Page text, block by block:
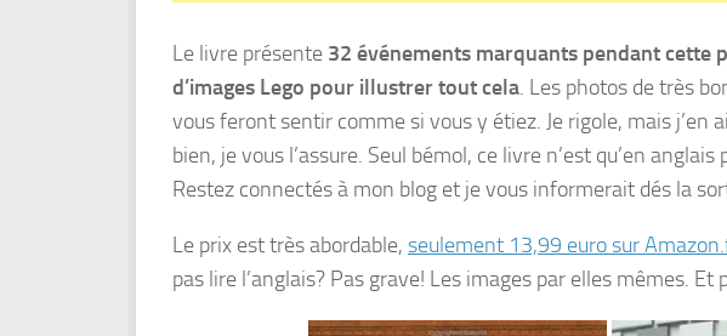
Le livre présente 32 événements marquants pendant cette
d’images Lego pour illustrer tout cela. Les photos de très
vous feront sentir comme si vous y étiez. Je rigole, mais j’en
bien, je vous l’assure. Seul bémol, ce livre n’est qu’en
Restez connectés à mon blog et je vous informerait dés la
Le prix est très abordable, seulement 13,99 euro sur
pas lire l’anglais? Pas grave! Les images par elles mêmes. Et